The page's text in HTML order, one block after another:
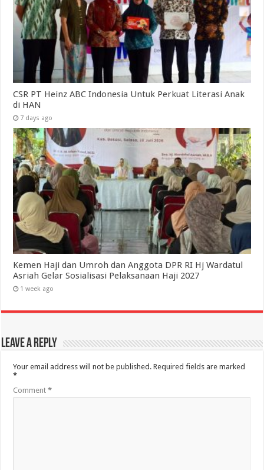
CSR PT Heinz ABC Indonesia Untuk Perkuat Literasi Anak
di HAN
7 days ago
Kemen Haji dan Umroh dan Anggota DPR RI Hj Wardatul
Asriah Gelar Sosialisasi Pelaksanaan Haji 2027
1 week ago
Leave a Reply
Your email address will not be published. Required fields are marked
*
Comment*